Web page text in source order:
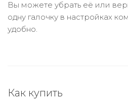
Вы можете убрать её или
одну галочку в настройках
удобно.
Как купить